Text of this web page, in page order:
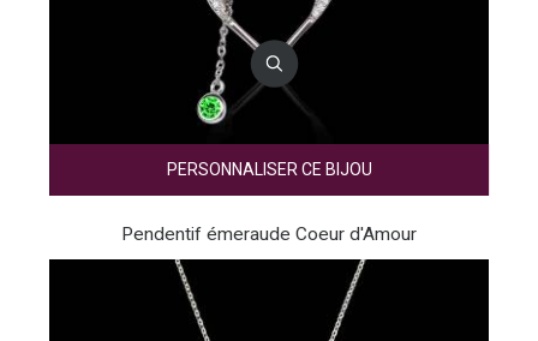
PERSONNALISER CE BIJOU
Pendentif émeraude Coeur d'Amour